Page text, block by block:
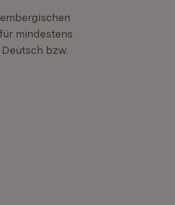
mindestens
bzw.